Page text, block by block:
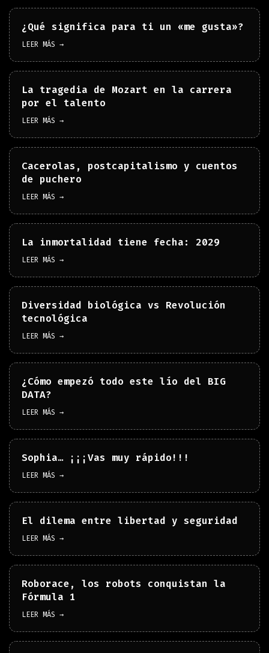
¿Qué significa para ti un «me gusta»?
LEER MÁS →
La tragedia de Mozart en la carrera
por el talento
LEER MÁS →
Cacerolas, postcapitalismo y cuentos
de puchero
LEER MÁS →
La inmortalidad tiene fecha: 2029
LEER MÁS →
Diversidad biológica vs Revolución
tecnológica
LEER MÁS →
¿Cómo empezó todo este lío del BIG
DATA?
LEER MÁS →
Sophia… ¡¡¡Vas muy rápido!!!
LEER MÁS →
El dilema entre libertad y seguridad
LEER MÁS →
Roborace, los robots conquistan la
Fórmula 1
LEER MÁS →